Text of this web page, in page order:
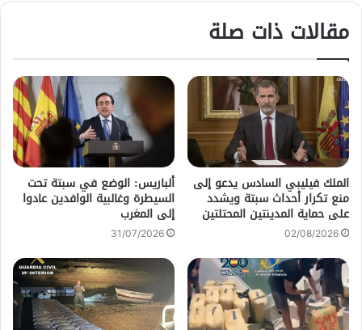
مقالات ذات صلة
الملك فيليبي السادس يدعو إلى
منع تكرار أحداث سبتة ويشدد
على حماية المدينتين المحتلتين
02/08/2026
ألباريس: الوضع في سبتة تحت
السيطرة وغالبية الوافدين عادوا
إلى المغرب
31/07/2026